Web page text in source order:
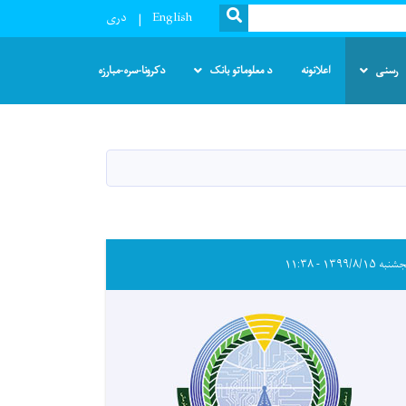
SEARCH
English دری
رسنی اعلانونه د معلوماتو بانک دکرونا-سره-مبارزه
۱۳۹۹/۸/۱۵ - ۱۱:۳۸